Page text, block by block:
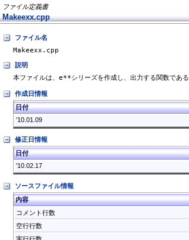
ファイル定義書
Makeexx.cpp
ファイル名
Makeexx.cpp
説明
本ファイルは、e**シリーズを作成し、出力する関数である
作成日情報
日付
'10.01.09
修正日情報
日付
'10.02.17
ソースファイル情報
内容
コメント行数
空行行数